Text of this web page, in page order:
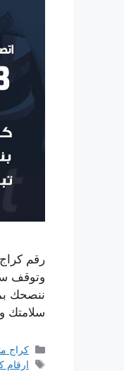
رقم
وتوقف
ننصحك
سلامتك
كراج
الوسوم
ارقام